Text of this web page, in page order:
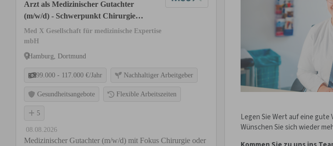
Arzt als Medizinischer Gutachter
(m/w/d) - Schwerpunkt Chirurgie
oder Orthopädie
Med X Gesellschaft für medizinische Expertise
mbH
Hamburg, Dortmund
99.000 - 117.000 €/Jahr Nachhaltiger Arbeitgeber
Gesundheitsangebote Flexible Arbeitszeiten
5
08.08.2026
Medizinischer Gutachter (m/w/d) mit Fokus Chirurgie oder